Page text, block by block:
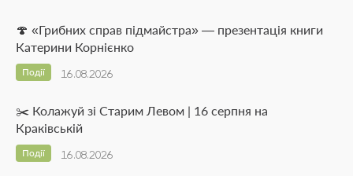
🍄 «Грибних справ підмайстра» — презентація книги
Катерини Корнієнко
16.08.2026
Події
✂️ Колажуй зі Старим Левом | 16 серпня на
Краківській
16.08.2026
Події